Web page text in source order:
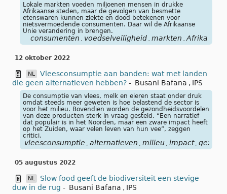
Lokale markten voeden miljoenen mensen in drukke
Afrikaanse steden, maar de gevolgen van besmette
etenswaren kunnen ziekte en dood betekenen voor
nietsvermoedende consumenten. Daar wil de Afrikaanse
Unie verandering in brengen.
consumenten voedselveiligheid markten Afrika
12 oktober 2022
NL
Vleesconsumptie aan banden: wat met landen
die geen alternatieven hebben? - Busani Bafana , IPS
De consumptie van vlees, melk en eieren staat onder druk
omdat steeds meer geweten is hoe belastend de sector is
voor het milieu. Bovendien worden de gezondheidsvoordelen
van deze producten sterk in vraag gesteld. “Een narratief
dat populair is in het Noorden, maar een zware impact heeft
op het Zuiden, waar velen leven van hun vee”, zeggen
critici.
vleesconsumptie alternatieven milieu impact
05 augustus 2022
NL
Slow food geeft de biodiversiteit een stevige
duw in de rug - Busani Bafana , IPS